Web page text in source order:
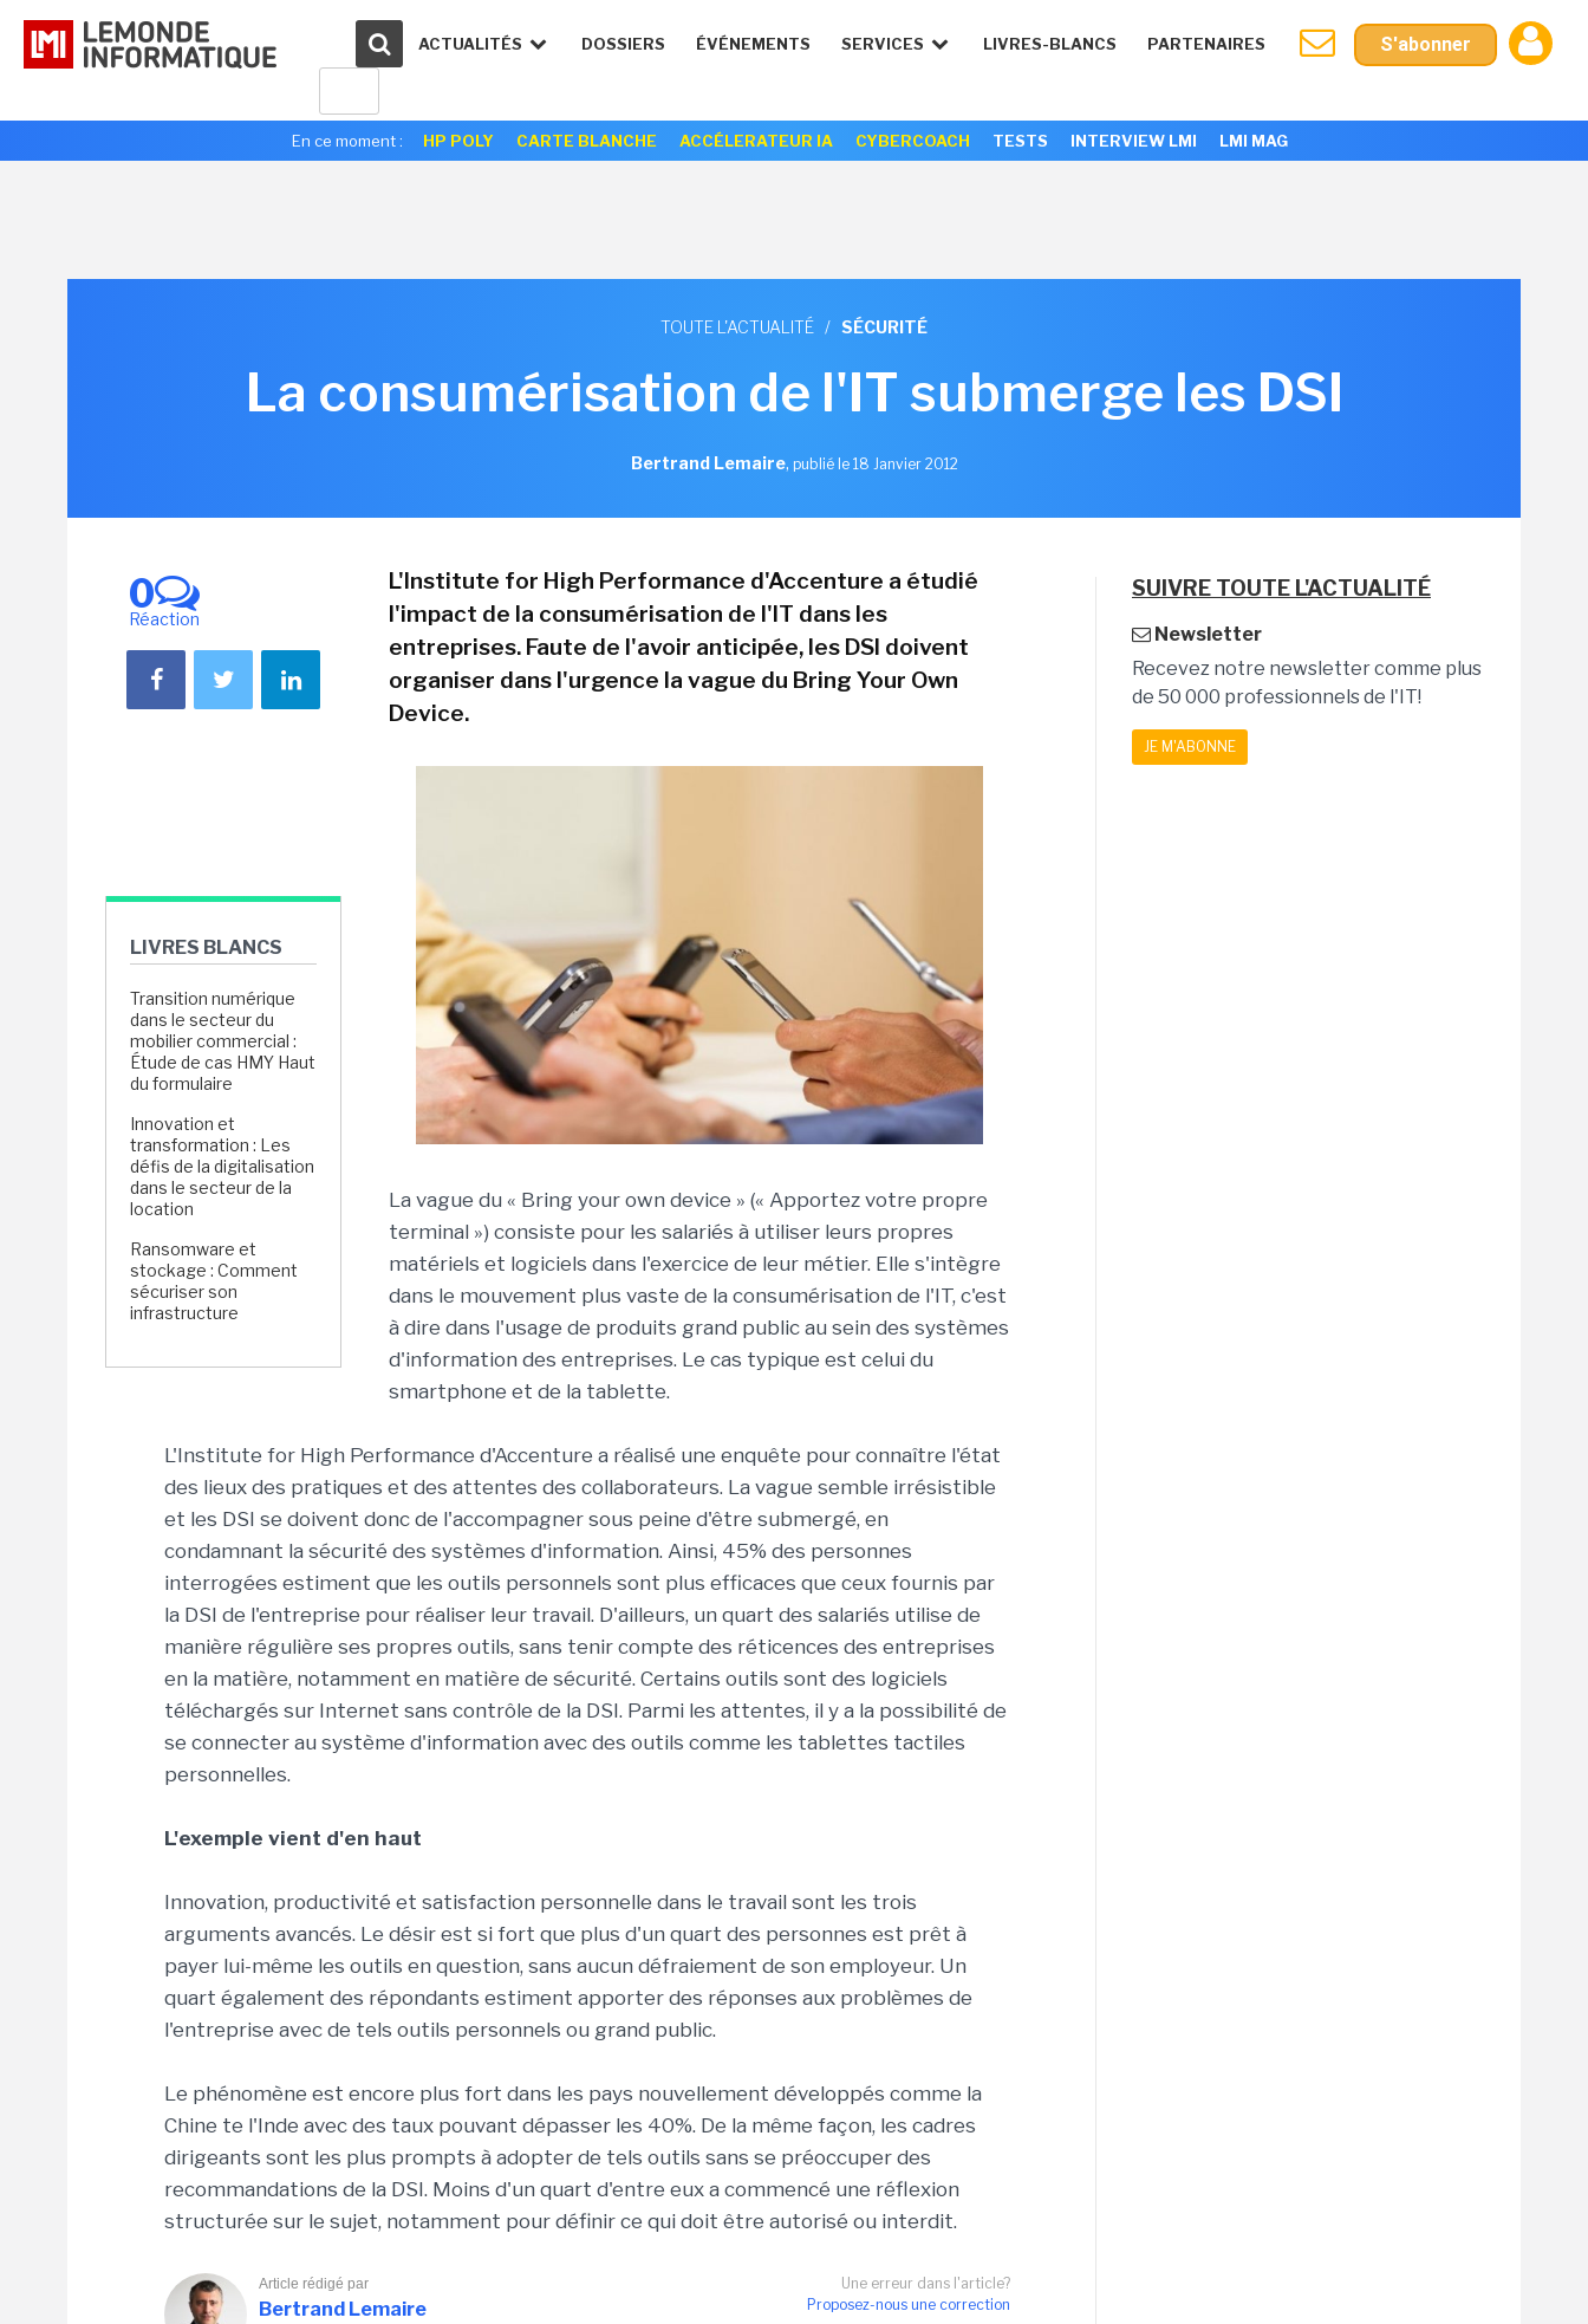
ACTUALITÉS DOSSIERS ÉVÉNEMENTS SERVICES LIVRES-BLANCS PARTENAIRES S'abonner
En ce moment : HP POLY CARTE BLANCHE ACCÉLERATEUR IA CYBERCOACH TESTS INTERVIEW LMI LMI MAG
TOUTE L'ACTUALITÉ / SÉCURITÉ
La consumérisation de l'IT submerge les DSI
Bertrand Lemaire, publié le 18 Janvier 2012
0
Réaction
LIVRES BLANCS
Transition numérique
dans le secteur du
mobilier commercial :
Étude de cas HMY Haut
du formulaire
Innovation et
transformation : Les
défis de la digitalisation
dans le secteur de la
location
Ransomware et
stockage : Comment
sécuriser son
infrastructure
L'Institute for High Performance d'Accenture a étudié
l'impact de la consumérisation de l'IT dans les
entreprises. Faute de l'avoir anticipée, les DSI doivent
organiser dans l'urgence la vague du Bring Your Own
Device.
La vague du « Bring your own device » (« Apportez votre propre
terminal ») consiste pour les salariés à utiliser leurs propres
matériels et logiciels dans l'exercice de leur métier. Elle s'intègre
dans le mouvement plus vaste de la consumérisation de l'IT, c'est
à dire dans l'usage de produits grand public au sein des systèmes
d'information des entreprises. Le cas typique est celui du
smartphone et de la tablette.
L'Institute for High Performance d'Accenture a réalisé une enquête pour connaître l'état
des lieux des pratiques et des attentes des collaborateurs. La vague semble irrésistible
et les DSI se doivent donc de l'accompagner sous peine d'être submergé, en
condamnant la sécurité des systèmes d'information. Ainsi, 45% des personnes
interrogées estiment que les outils personnels sont plus efficaces que ceux fournis par
la DSI de l'entreprise pour réaliser leur travail. D'ailleurs, un quart des salariés utilise de
manière régulière ses propres outils, sans tenir compte des réticences des entreprises
en la matière, notamment en matière de sécurité. Certains outils sont des logiciels
téléchargés sur Internet sans contrôle de la DSI. Parmi les attentes, il y a la possibilité de
se connecter au système d'information avec des outils comme les tablettes tactiles
personnelles.
L'exemple vient d'en haut
Innovation, productivité et satisfaction personnelle dans le travail sont les trois
arguments avancés. Le désir est si fort que plus d'un quart des personnes est prêt à
payer lui-même les outils en question, sans aucun défraiement de son employeur. Un
quart également des répondants estiment apporter des réponses aux problèmes de
l'entreprise avec de tels outils personnels ou grand public.
Le phénomène est encore plus fort dans les pays nouvellement développés comme la
Chine te l'Inde avec des taux pouvant dépasser les 40%. De la même façon, les cadres
dirigeants sont les plus prompts à adopter de tels outils sans se préoccuper des
recommandations de la DSI. Moins d'un quart d'entre eux a commencé une réflexion
structurée sur le sujet, notamment pour définir ce qui doit être autorisé ou interdit.
Une erreur dans l'article?
Proposez-nous une correction
Article rédigé par
Bertrand Lemaire
SUIVRE TOUTE L'ACTUALITÉ
Newsletter
Recevez notre newsletter comme plus
de 50 000 professionnels de l'IT!
JE M'ABONNE